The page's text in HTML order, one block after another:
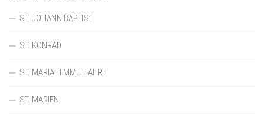
ST. JOHANN BAPTIST
ST. KONRAD
ST. MARIÄ HIMMELFAHRT
ST. MARIEN